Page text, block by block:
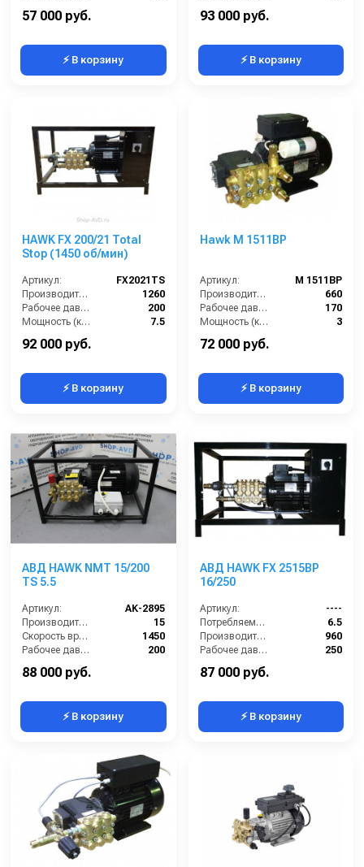
Мощность (кВт):
57 000 руб.
⚡ В корзину
Электропитание (В):
93 000 руб.
⚡ В корзину
HAWK FX 200/21 Total
Stop (1450 об/мин)
Артикул:
FX2021TS
Производительность (л/ч):
1260
Рабочее давление (бар):
200
Мощность (кВт):
7.5
Электропитание (В):
92 000 руб.
⚡ В корзину
Hawk M 1511BP
Артикул:
M 1511BP
Производительность (л/ч):
660
Рабочее давление (бар):
170
Мощность (кВт):
3
Электропитание (В):
72 000 руб.
⚡ В корзину
АВД HAWK NMT 15/200
TS 5.5
Артикул:
AK-2895
Производительность (л/мин):
15
Скорость вращения (об/мин):
1450
Рабочее давление (бар):
200
Мощность (кВт):
88 000 руб.
⚡ В корзину
АВД HAWK FX 2515BP
16/250
Артикул:
----
Потребляемая мощность (кВт):
6.5
Производительность (л/ч):
960
Рабочее давление (бар):
250
Мощность (кВт):
87 000 руб.
⚡ В корзину